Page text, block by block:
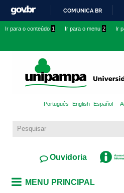
conteúdo
IR
O
COMUNICA BR
Ir para o conteúdo 1 Ir para o menu 2 Ir
Português English Español
Ouvidoria
MENU PRINCIPAL